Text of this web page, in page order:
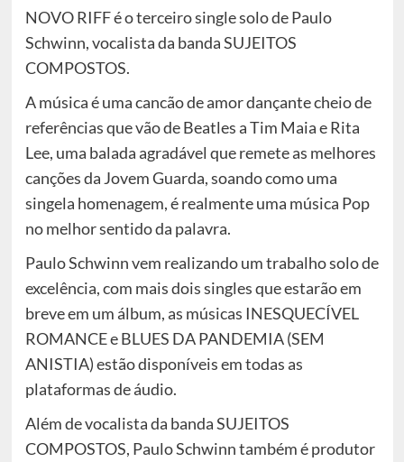
NOVO RIFF é o terceiro single solo de Paulo
Schwinn, vocalista da banda SUJEITOS
COMPOSTOS.
A música é uma cancão de amor dançante cheio de
referências que vão de Beatles a Tim Maia e Rita
Lee, uma balada agradável que remete as melhores
canções da Jovem Guarda, soando como uma
singela homenagem, é realmente uma música Pop
no melhor sentido da palavra.
Paulo Schwinn vem realizando um trabalho solo de
excelência, com mais dois singles que estarão em
breve em um álbum, as músicas INESQUECÍVEL
ROMANCE e BLUES DA PANDEMIA (SEM
ANISTIA) estão disponíveis em todas as
plataformas de áudio.
Além de vocalista da banda SUJEITOS
COMPOSTOS, Paulo Schwinn também é produtor